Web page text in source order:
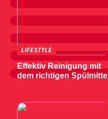
LIFESTYLE
Effektiv Reinigung mit
dem richtigen Spülmittel